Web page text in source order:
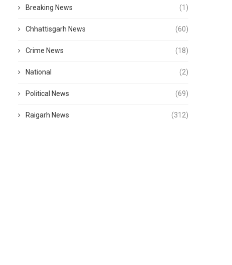
Breaking News (1)
Chhattisgarh News (60)
Crime News (18)
National (2)
Political News (69)
Raigarh News (312)